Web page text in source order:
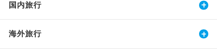
国内旅行
海外旅行